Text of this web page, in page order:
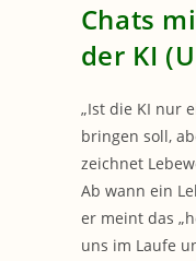
Chats
der KI
„Ist die KI nur
bringen soll,
zeichnet
Ab wann ein
er meint das
uns im Laufe